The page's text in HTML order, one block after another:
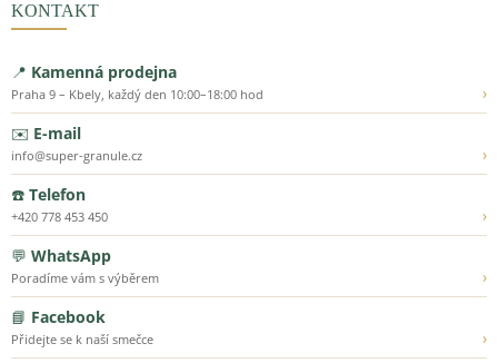
KONTAKT
📍 Kamenná prodejna
Praha 9 – Kbely, každý den 10:00–18:00 hod
›
✉️ E-mail
info@super-granule.cz
›
☎️ Telefon
+420 778 453 450
›
💬 WhatsApp
Poradíme vám s výběrem
›
📘 Facebook
Přidejte se k naší smečce
›